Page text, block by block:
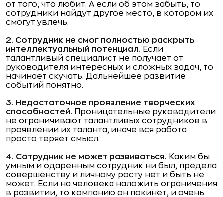
от того, что любит. А если об этом забыть, то
сотрудники найдут другое место, в котором их
смогут увлечь.
2. Сотрудник не смог полностью раскрыть
интеллектуальный потенциал. Если
талантливый специалист не получает от
руководителя интересных и сложных задач, то
начинает скучать. Дальнейшее развитие
событий понятно.
3. Недостаточное проявление творческих
способностей. Проницательные руководители
не ограничивают талантливых сотрудников в
проявлении их таланта, иначе вся работа
просто теряет смысл.
4. Сотрудник не может развиваться. Каким бы
умным и одаренным сотрудник ни был, предела
совершенству и личному росту нет и быть не
может. Если на человека наложить ограничения
в развитии, то компанию он покинет, и очень